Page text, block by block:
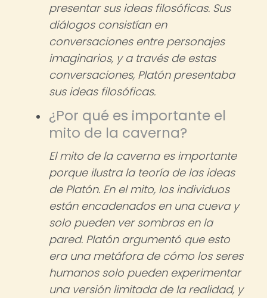
presentar sus ideas filosóficas. Sus
diálogos consistían en
conversaciones entre personajes
imaginarios, y a través de estas
conversaciones, Platón presentaba
sus ideas filosóficas.
¿Por qué es importante el
mito de la caverna?
El mito de la caverna es importante
porque ilustra la teoría de las ideas
de Platón. En el mito, los individuos
están encadenados en una cueva y
solo pueden ver sombras en la
pared. Platón argumentó que esto
era una metáfora de cómo los seres
humanos solo pueden experimentar
una versión limitada de la realidad, y